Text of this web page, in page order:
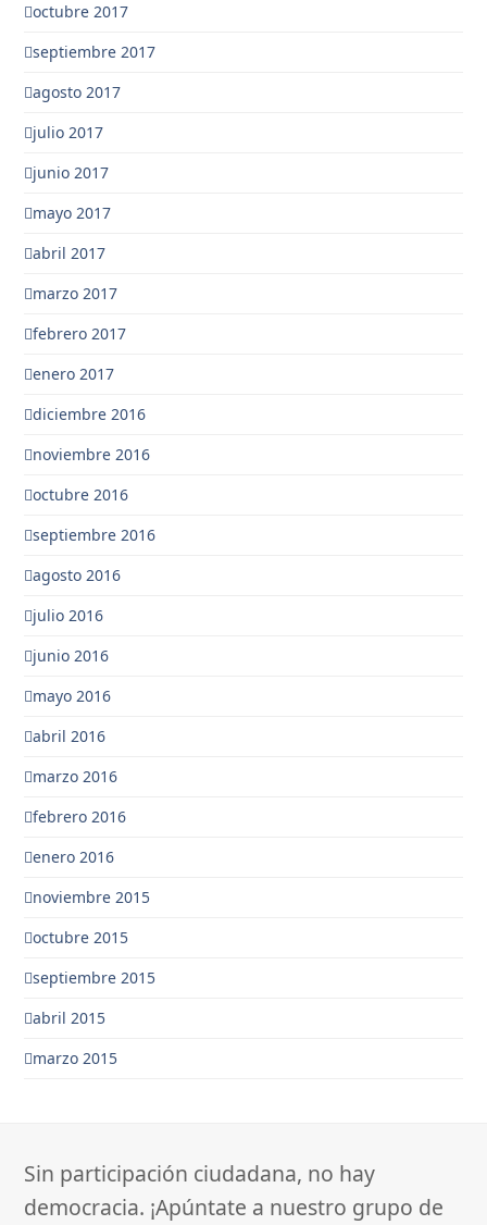
octubre 2017
septiembre 2017
agosto 2017
julio 2017
junio 2017
mayo 2017
abril 2017
marzo 2017
febrero 2017
enero 2017
diciembre 2016
noviembre 2016
octubre 2016
septiembre 2016
agosto 2016
julio 2016
junio 2016
mayo 2016
abril 2016
marzo 2016
febrero 2016
enero 2016
noviembre 2015
octubre 2015
septiembre 2015
abril 2015
marzo 2015
Sin participación ciudadana, no hay
democracia. ¡Apúntate a nuestro grupo de